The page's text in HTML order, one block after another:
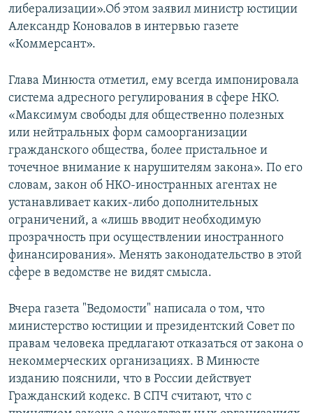
либерализации».Об этом заявил министр юстиции
Александр Коновалов в интервью газете
«Коммерсант».
Глава Минюста отметил, ему всегда импонировала
система адресного регулирования в сфере НКО.
«Максимум свободы для общественно полезных
или нейтральных форм самоорганизации
гражданского общества, более пристальное и
точечное внимание к нарушителям закона». По его
словам, закон об НКО-иностранных агентах не
устанавливает каких-либо дополнительных
ограничений, а «лишь вводит необходимую
прозрачность при осуществлении иностранного
финансирования». Менять законодательство в этой
сфере в ведомстве не видят смысла.
Вчера газета "Ведомости" написала о том, что
министерство юстиции и президентский Совет по
правам человека предлагают отказаться от закона о
некоммерческих организациях. В Минюсте
изданию пояснили, что в России действует
Гражданский кодекс. В СПЧ считают, что с